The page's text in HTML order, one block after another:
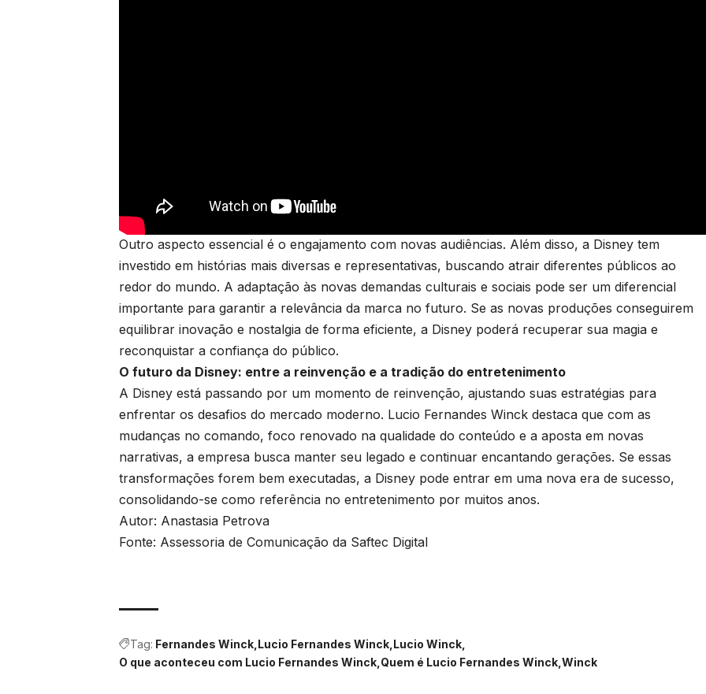
Outro aspecto essencial é o engajamento com novas audiências. Além disso, a Disney tem
investido em histórias mais diversas e representativas, buscando atrair diferentes públicos ao
redor do mundo. A adaptação às novas demandas culturais e sociais pode ser um diferencial
importante para garantir a relevância da marca no futuro. Se as novas produções conseguirem
equilibrar inovação e nostalgia de forma eficiente, a Disney poderá recuperar sua magia e
reconquistar a confiança do público.
O futuro da Disney: entre a reinvenção e a tradição do entretenimento
A Disney está passando por um momento de reinvenção, ajustando suas estratégias para
enfrentar os desafios do mercado moderno. Lucio Fernandes Winck destaca que com as
mudanças no comando, foco renovado na qualidade do conteúdo e a aposta em novas
narrativas, a empresa busca manter seu legado e continuar encantando gerações. Se essas
transformações forem bem executadas, a Disney pode entrar em uma nova era de sucesso,
consolidando-se como referência no entretenimento por muitos anos.
Autor: Anastasia Petrova
Fonte: Assessoria de Comunicação da Saftec Digital
Tag: Fernandes Winck Lucio Fernandes Winck Lucio Winck
O que aconteceu com Lucio Fernandes Winck Quem é Lucio Fernandes Winck Winck